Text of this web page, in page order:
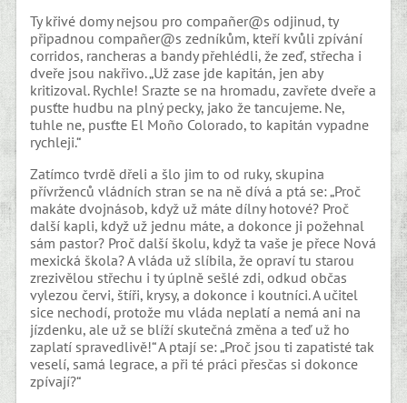
Ty křivé domy nejsou pro compañer@s odjinud, ty
připadnou compañer@s zedníkům, kteří kvůli zpívání
corridos, rancheras a bandy přehlédli, že zeď, střecha i
dveře jsou nakřivo. „Už zase jde kapitán, jen aby
kritizoval. Rychle! Srazte se na hromadu, zavřete dveře a
pusťte hudbu na plný pecky, jako že tancujeme. Ne,
tuhle ne, pusťte El Moño Colorado, to kapitán vypadne
rychleji.“
Zatímco tvrdě dřeli a šlo jim to od ruky, skupina
přívrženců vládních stran se na ně dívá a ptá se: „Proč
makáte dvojnásob, když už máte dílny hotové? Proč
další kapli, když už jednu máte, a dokonce ji požehnal
sám pastor? Proč další školu, když ta vaše je přece Nová
mexická škola? A vláda už slíbila, že opraví tu starou
zrezivělou střechu i ty úplně sešlé zdi, odkud občas
vylezou červi, štíři, krysy, a dokonce i koutníci. A učitel
sice nechodí, protože mu vláda neplatí a nemá ani na
jízdenku, ale už se blíží skutečná změna a teď už ho
zaplatí spravedlivě!“ A ptají se: „Proč jsou ti zapatisté tak
veselí, samá legrace, a při té práci přesčas si dokonce
zpívají?“